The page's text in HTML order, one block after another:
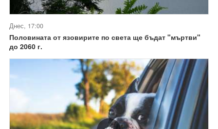
Днес, 17:00
Половината от язовирите по света ще бъдат "мъртви"
до 2060 г.